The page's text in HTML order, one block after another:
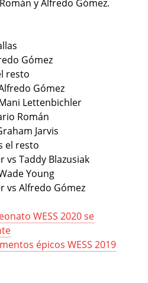
y Alfredo Gómez.
Gómez
resto
Gómez
Lettenbichler
Román
Jarvis
el resto
vs Taddy Blazusiak
Young
vs Alfredo Gómez
WESS 2020 se
épicos WESS 2019